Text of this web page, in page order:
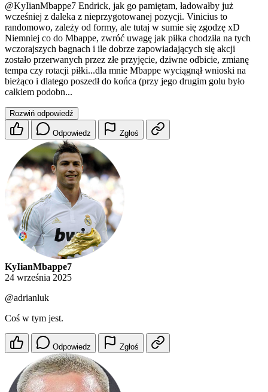
@KyIianMbappe7 Endrick, jak go pamiętam, ładowałby już
wcześniej z daleka z nieprzygotowanej pozycji. Vinicius to
randomowo, zależy od formy, ale tutaj w sumie się zgodzę xD
Niemniej co do Mbappe, zwróć uwagę jak piłka chodziła na tych
wczorajszych bagnach i ile dobrze zapowiadających się akcji
zostało przerwanych przez złe przyjęcie, dziwne odbicie, zmianę
tempa czy rotacji piłki...dla mnie Mbappe wyciągnął wnioski na
bieżąco i dlatego poszedł do końca (przy jego drugim golu było
całkiem podobn...
Rozwiń odpowiedź
Odpowiedz Zgłoś
KyIianMbappe7
24 września 2025
@adrianluk
Coś w tym jest.
Odpowiedz Zgłoś